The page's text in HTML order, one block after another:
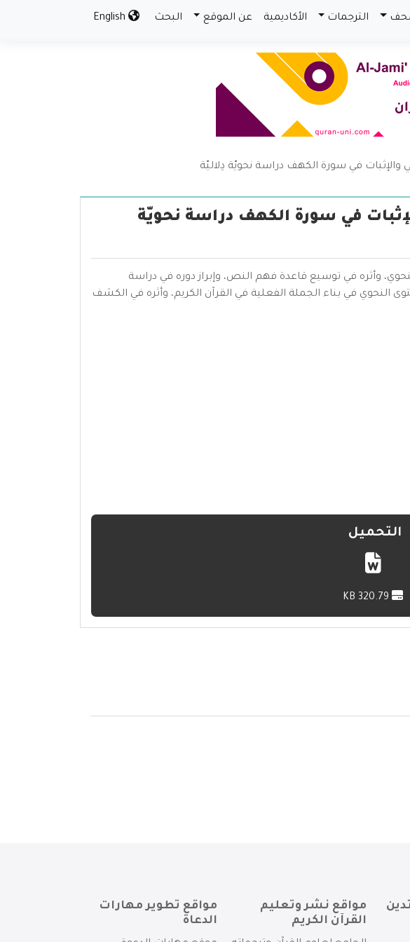
الترجمات الأكاديمية عن الموقع البحث
والإثبات في سورة الكهف دراسة نحويّة دِلاليّة
في سورة الكهف دراسة نحويّة
وأثره في توسيع قاعدة فهم النص، وإبراز دوره في دراسة
في بناء الجملة الفعلية في القرآن الكريم، وأثره في الكشف
التحميل
مواقع نشر وتعليم
القرآن الكريم
مواقع تطوير مهارات
الدعاة